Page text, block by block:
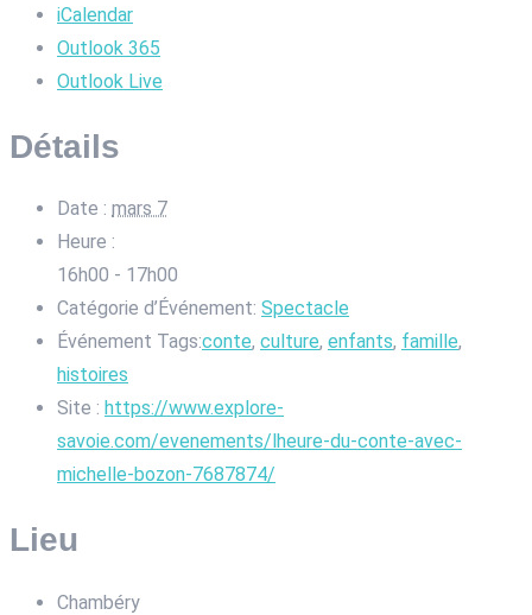
iCalendar
Outlook 365
Outlook Live
Détails
Date : mars 7
Heure :
16h00 - 17h00
Catégorie d’Événement: Spectacle
Événement Tags:conte, culture, enfants, famille,
histoires
Site : https://www.explore-
savoie.com/evenements/lheure-du-conte-avec-
michelle-bozon-7687874/
Lieu
Chambéry